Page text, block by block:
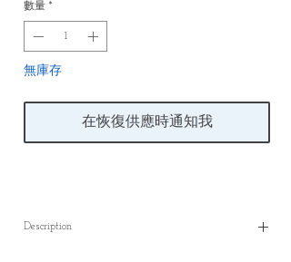
數量 *
無庫存
在恢復供應時通知我
Description